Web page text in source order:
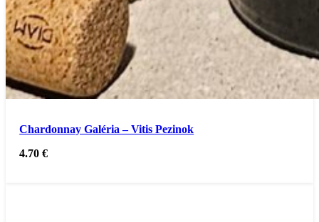
Chardonnay Galéria – Vitis Pezinok
4.70€